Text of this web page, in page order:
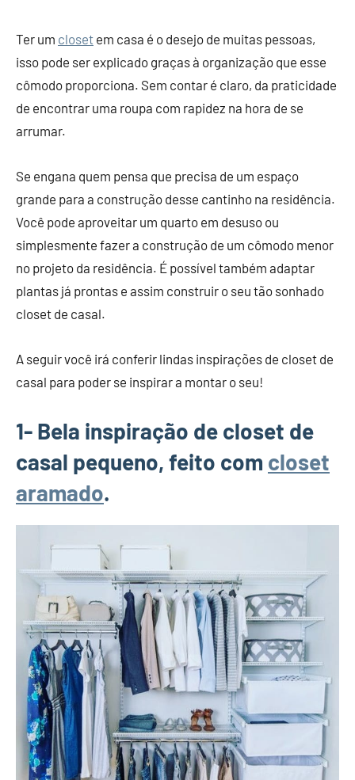
Ter um closet em casa é o desejo de muitas pessoas,
isso pode ser explicado graças à organização que esse
cômodo proporciona. Sem contar é claro, da praticidade
de encontrar uma roupa com rapidez na hora de se
arrumar.
Se engana quem pensa que precisa de um espaço
grande para a construção desse cantinho na residência.
Você pode aproveitar um quarto em desuso ou
simplesmente fazer a construção de um cômodo menor
no projeto da residência. É possível também adaptar
plantas já prontas e assim construir o seu tão sonhado
closet de casal.
A seguir você irá conferir lindas inspirações de closet de
casal para poder se inspirar a montar o seu!
1- Bela inspiração de closet de
casal pequeno, feito com closet
aramado.